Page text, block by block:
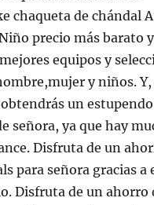
chaqueta de chándal
precio más barato
equipos y
y niños. Y,
un
señora, ya que hay
Disfruta de un
para señora gracias a
Disfruta de un ahorro